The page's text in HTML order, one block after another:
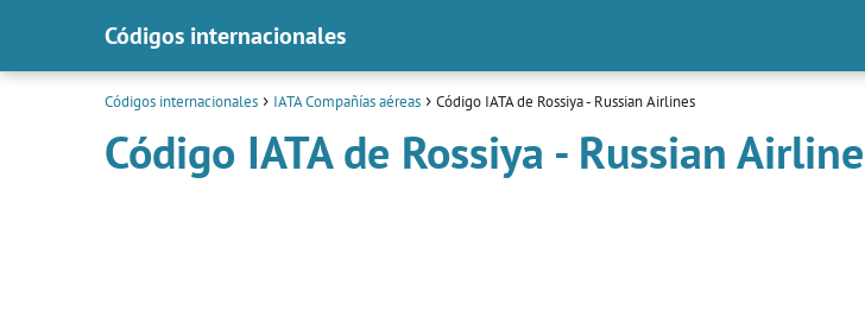
Códigos internacionales
Códigos internacionales IATA Compañías aéreas Código IATA de Rossiya - Russian Airlines
Código IATA de Rossiya - Russian